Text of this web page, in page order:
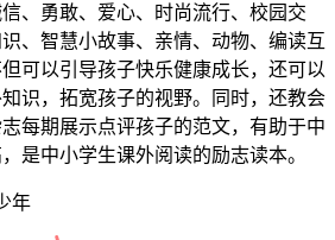
信、勇敢、爱心、时尚流行、校园交
、智慧小故事、亲情、动物、编读互
可以引导孩子快乐健康成长，还可以
识，拓宽孩子的视野。同时，还教会
每期展示点评孩子的范文，有助于中
是中小学生课外阅读的励志读本。
年